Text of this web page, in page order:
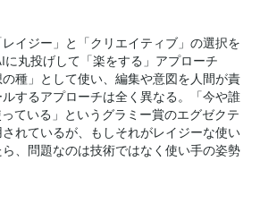
イジー」と「クリエイティブ」の選択を
丸投げして「楽をする」アプローチ
種」として使い、編集や意図を人間が責
するアプローチは全く異なる。「今や誰
ている」というグラミー賞のエグゼクテ
れているが、もしそれがレイジーな使い
、問題なのは技術ではなく使い手の姿勢